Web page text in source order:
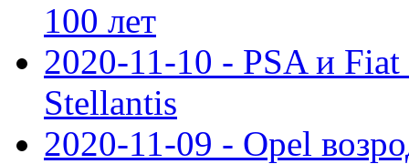
100 лет
2020-11-10 - PSA и Fiat
Stellantis
2020-11-09 - Opel